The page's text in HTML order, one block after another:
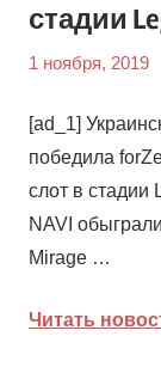
стадии
1 ноября, 2019
[ad_1]
победила
слот в стадии
NAVI
Mirage …
Читать